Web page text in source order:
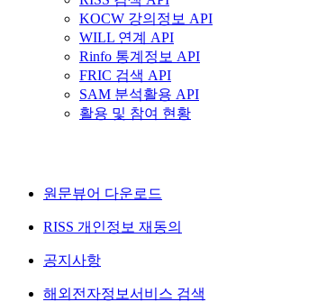
KOCW 강의정보 API
WILL 연계 API
Rinfo 통계정보 API
FRIC 검색 API
SAM 분석활용 API
활용 및 참여 현황
원문뷰어 다운로드
RISS 개인정보 재동의
공지사항
해외전자정보서비스 검색